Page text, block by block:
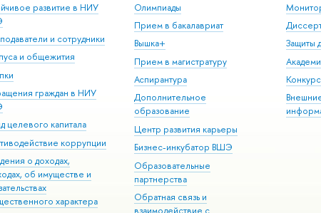
развитие в НИУ
и сотрудники
и общежития
граждан в НИУ
целевого капитала
коррупции
о доходах,
об имуществе и
характера
Олимпиады
Прием в бакалавриат
Вышка+
Прием в магистратуру
Аспирантура
Дополнительное
образование
Центр развития карьеры
Бизнес-инкубатор ВШЭ
Образовательные
партнерства
Обратная связь и
взаимодействие с
Защиты